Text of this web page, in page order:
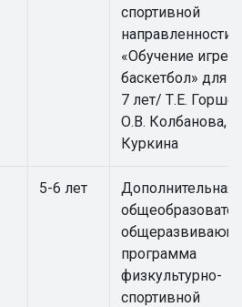
спортивной
направленности
«Обучение игре в
баскетбол» для
7 лет/ Т.Е.
О.В. Колбанова,
Куркина
5-6 лет
Дополнительная
программа
физкультурно-
спортивной